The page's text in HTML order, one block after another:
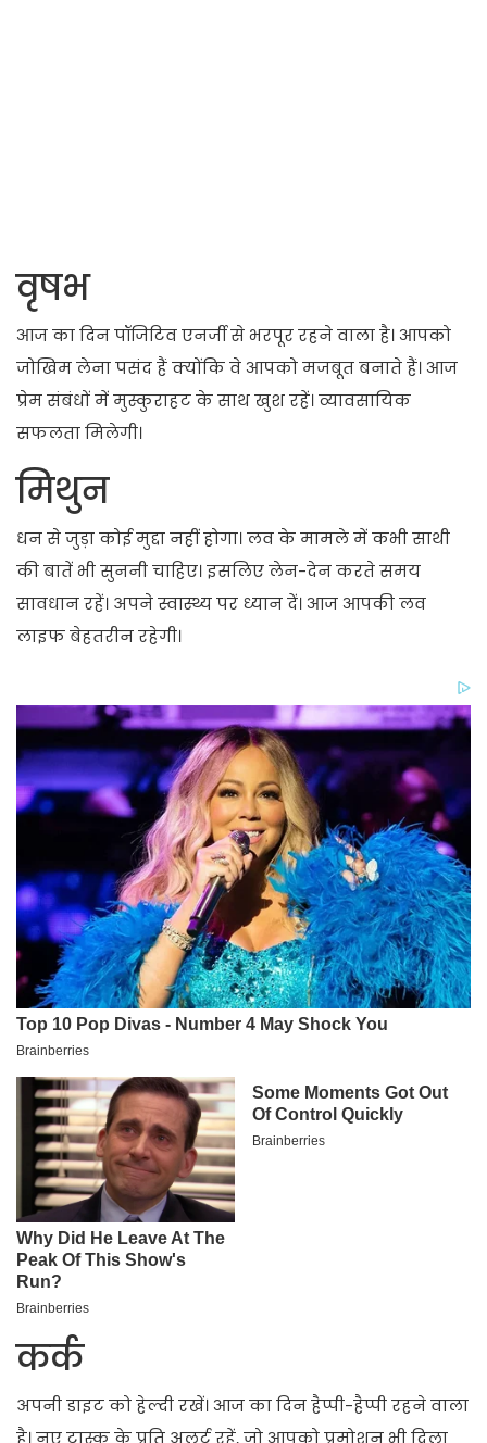
वृषभ
आज का दिन पॉजिटिव एनर्जी से भरपूर रहने वाला है। आपको
जोखिम लेना पसंद हैं क्योंकि वे आपको मजबूत बनाते हैं। आज
प्रेम संबंधों में मुस्कुराहट के साथ खुश रहें। व्यावसायिक
सफलता मिलेगी।
मिथुन
धन से जुड़ा कोई मुद्दा नहीं होगा। लव के मामले में कभी साथी
की बातें भी सुननी चाहिए। इसलिए लेन-देन करते समय
सावधान रहें। अपने स्वास्थ्य पर ध्यान दें। आज आपकी लव
लाइफ बेहतरीन रहेगी।
कर्क
अपनी डाइट को हेल्दी रखें। आज का दिन हैप्पी-हैप्पी रहने वाला
है। नए टास्क के प्रति अलर्ट रहें, जो आपको प्रमोशन भी दिला